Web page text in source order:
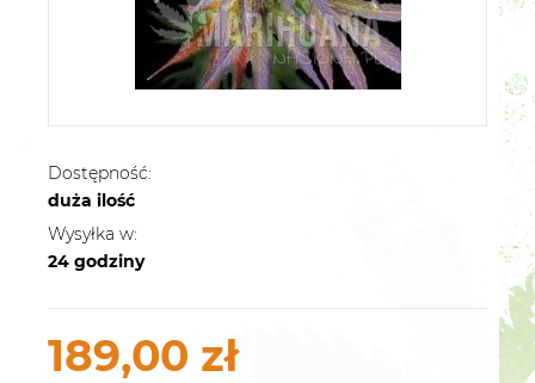
Dostępność:
duża ilość
Wysyłka w:
24 godziny
189,00 zł